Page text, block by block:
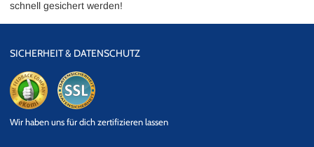
schnell gesichert werden!
SICHERHEIT & DATENSCHUTZ
Datensicherheit
Wir haben uns für dich zertifizieren lassen